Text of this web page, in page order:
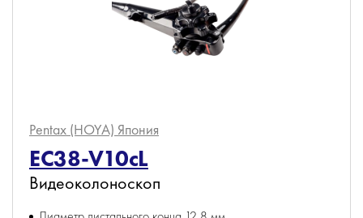
Pentax (HOYA) Япония
EC38-V10cL
Видеоколоноскоп